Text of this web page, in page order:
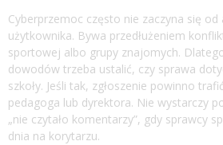
Cyberprzemoc często nie zaczyna się
użytkownika. Bywa przedłużeniem
sportowej albo grupy znajomych.
dowodów trzeba ustalić, czy sprawa
szkoły. Jeśli tak, zgłoszenie powinno
pedagoga lub dyrektora. Nie wystarczy
„nie czytało komentarzy”, gdy sprawcy
dnia na korytarzu.